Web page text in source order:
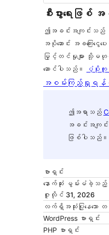
စီးပွားရေးဖြစ်
ဤအခင်းအကျင်းသည်
အပိုဆောင်း အခကြေးငွေပ
မြှင့်တင်မှုများ သို့မဟု
ဆောင်ပါသည်။
ပံ့ပိုး
အစမ်းကြည့်ရှုရန်
ဤအရာသည်
အခင်းအကျင်
ဖြစ်ပါသည်။
ဗားရှင်း
နောက်ဆုံး မွမ်းမံခဲ့သ
ဇူလိုင် 31, 2026
လက်ရှိအသုံးပြုနေသော
WordPress ဗားရှင်း
PHP ဗားရှင်း